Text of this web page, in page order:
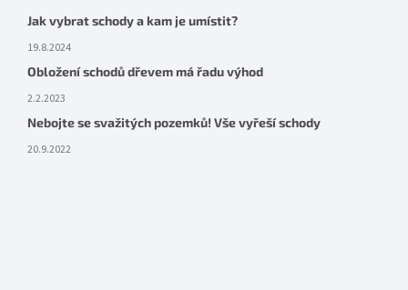
Jak vybrat schody a kam je umístit?
19.8.2024
Obložení schodů dřevem má řadu výhod
2.2.2023
Nebojte se svažitých pozemků! Vše vyřeší schody
20.9.2022